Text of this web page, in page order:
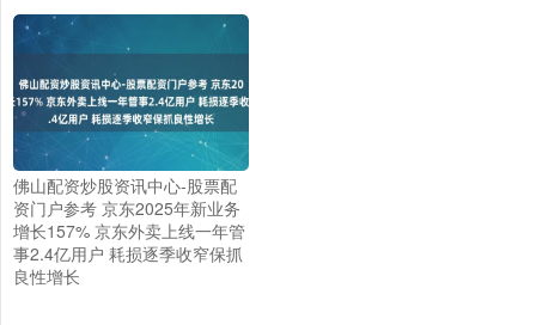
佛山配资炒股资讯中心-股票配
资门户参考 京东2025年新业务
增长157% 京东外卖上线一年管
事2.4亿用户 耗损逐季收窄保抓
良性增长
上证综指 3930.87